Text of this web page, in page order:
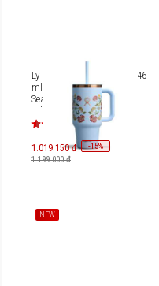
Ly giữ nhiệt Hydro Flask 946
ml (32 Oz) Travel Tumbler
Season 2026 (Limited
Edition) TT32
1.019.150 đ -15%
1.199.000 đ
NEW